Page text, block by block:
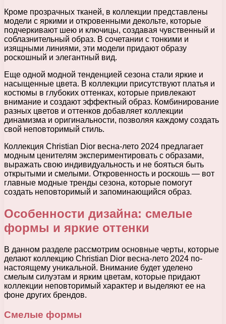
Кроме прозрачных тканей, в коллекции представлены
модели с яркими и откровенными декольте, которые
подчеркивают шею и ключицы, создавая чувственный и
соблазнительный образ. В сочетании с тонкими и
изящными линиями, эти модели придают образу
роскошный и элегантный вид.
Еще одной модной тенденцией сезона стали яркие и
насыщенные цвета. В коллекции присутствуют платья и
костюмы в глубоких оттенках, которые привлекают
внимание и создают эффектный образ. Комбинирование
разных цветов и оттенков добавляет коллекции
динамизма и оригинальности, позволяя каждому создать
свой неповторимый стиль.
Коллекция Christian Dior весна-лето 2024 предлагает
модным ценителям экспериментировать с образами,
выражать свою индивидуальность и не бояться быть
открытыми и смелыми. Откровенность и роскошь — вот
главные модные тренды сезона, которые помогут
создать неповторимый и запоминающийся образ.
Особенности дизайна: смелые
формы и яркие оттенки
В данном разделе рассмотрим основные черты, которые
делают коллекцию Christian Dior весна-лето 2024 по-
настоящему уникальной. Внимание будет уделено
смелым силуэтам и ярким цветам, которые придают
коллекции неповторимый характер и выделяют ее на
фоне других брендов.
Смелые формы